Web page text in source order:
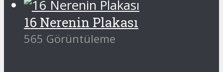
16 Nerenin Plakası
565 Görüntüleme